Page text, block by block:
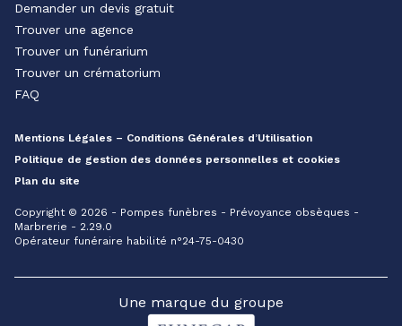
Demander un devis gratuit
Trouver une agence
Trouver un funérarium
Trouver un crématorium
FAQ
Mentions Légales – Conditions Générales d’Utilisation
Politique de gestion des données personnelles et cookies
Plan du site
Copyright © 2026 - Pompes funèbres - Prévoyance obsèques -
Marbrerie - 2.29.0
Opérateur funéraire habilité n°24-75-0430
Une marque du groupe